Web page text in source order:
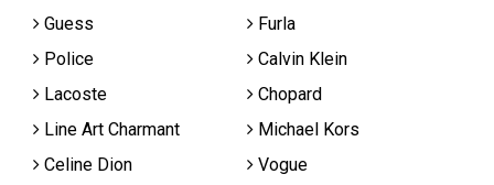
Guess
Furla
Police
Calvin Klein
Lacoste
Chopard
Line Art Charmant
Michael Kors
Celine Dion
Vogue